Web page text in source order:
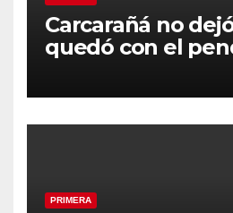
Carcarañá no
quedó con el
PRIMERA